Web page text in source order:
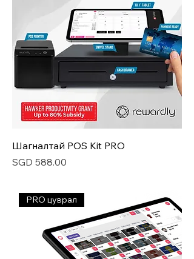
Шагналтай POS Kit PRO
Price
SGD 588.00
PRO цуврал